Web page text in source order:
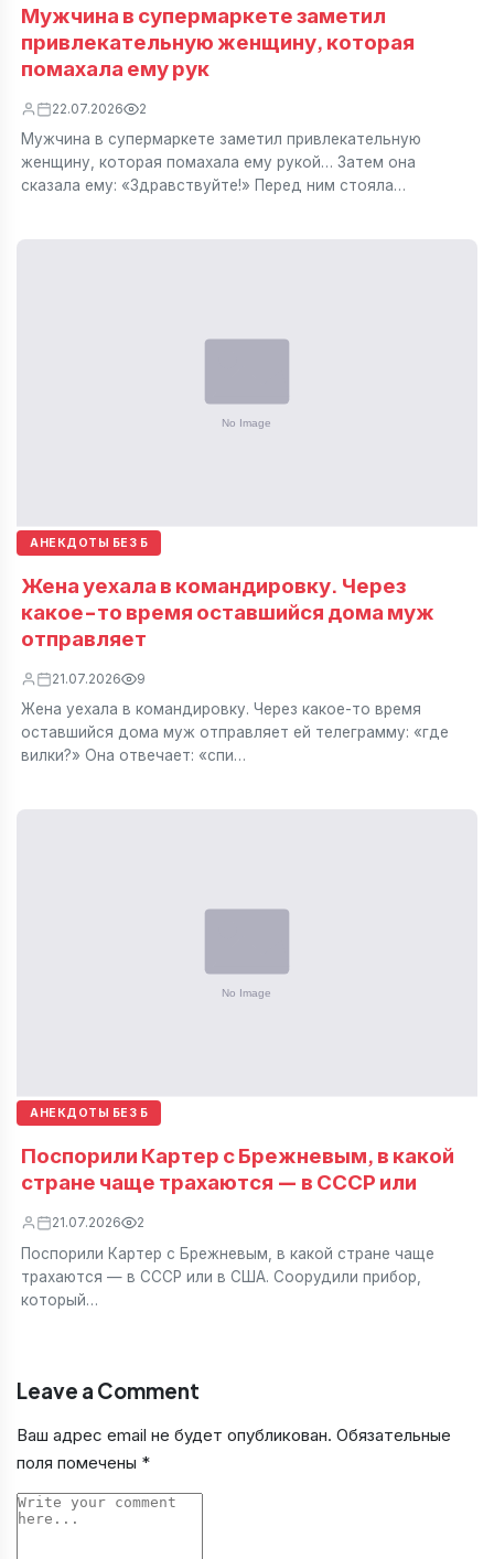
Мужчина в супермаркете заметил
привлекательную женщину, которая
помахала ему рук
22.07.2026 2
Мужчина в супермаркете заметил привлекательную
женщину, которая помахала ему рукой… Затем она
сказала ему: «Здравствуйте!» Перед ним стояла…
АНЕКДОТЫ БЕЗ Б
Жена уехала в командировку. Через
какое-то время оставшийся дома муж
отправляет
21.07.2026 9
Жена уехала в командировку. Через какое-то время
оставшийся дома муж отправляет ей телеграмму: «где
вилки?» Она отвечает: «спи…
АНЕКДОТЫ БЕЗ Б
Поспорили Картер с Брежневым, в какой
стране чаще трахаются — в СССР или
21.07.2026 2
Поспорили Картер с Брежневым, в какой стране чаще
трахаются — в СССР или в США. Соорудили прибор,
который…
Leave a Comment
Ваш адрес email не будет опубликован. Обязательные
поля помечены *
Comment